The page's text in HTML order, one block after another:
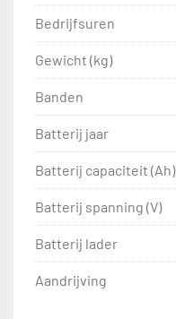
Bedrijfsuren
Gewicht (kg)
Banden
Batterij jaar
Batterij capaciteit (Ah)
Batterij spanning (V)
Batterij lader
Aandrijving